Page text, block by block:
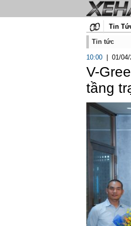
Tin
Tin tức
10:00 01/
V-
tầng